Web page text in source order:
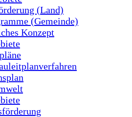
(Land)
(Gemeinde)
Konzept